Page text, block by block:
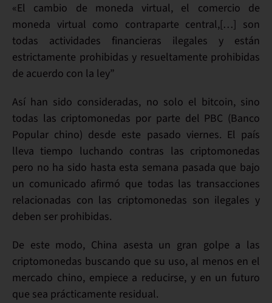
«El cambio de moneda virtual, el comercio de
moneda virtual como contraparte central,[…] son
todas actividades financieras ilegales y están
estrictamente prohibidas y resueltamente prohibidas
de acuerdo con la ley”
Así han sido consideradas, no solo el bitcoin, sino
todas las criptomonedas por parte del PBC (Banco
Popular chino) desde este pasado viernes. El país
lleva tiempo luchando contras las criptomonedas
pero no ha sido hasta esta semana pasada que bajo
un comunicado afirmó que todas las transacciones
relacionadas con las criptomonedas son ilegales y
deben ser prohibidas.
De este modo, China asesta un gran golpe a las
criptomonedas buscando que su uso, al menos en el
mercado chino, empiece a reducirse, y en un futuro
que sea prácticamente residual.